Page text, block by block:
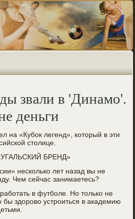
звали в 'Динамо'.
деньги
на «Кубок легенд», который в эти
столице.
БРЕНД»
несколько лет назад вы не
Чем сейчас занимаетесь?
в футболе. Но только не
здорово устроиться в академию